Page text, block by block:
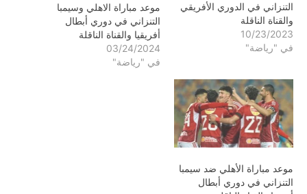
التنزاني في الدوري الأفريقي
والقناة الناقلة
10/23/2023
في "رياضة"
موعد مباراة الاهلي وسيمبا
التنزاني في دوري أبطال
أفريقيا والقناة الناقلة
03/24/2024
في "رياضة"
موعد مباراة الأهلي ضد سيمبا
التنزاني في دوري أبطال